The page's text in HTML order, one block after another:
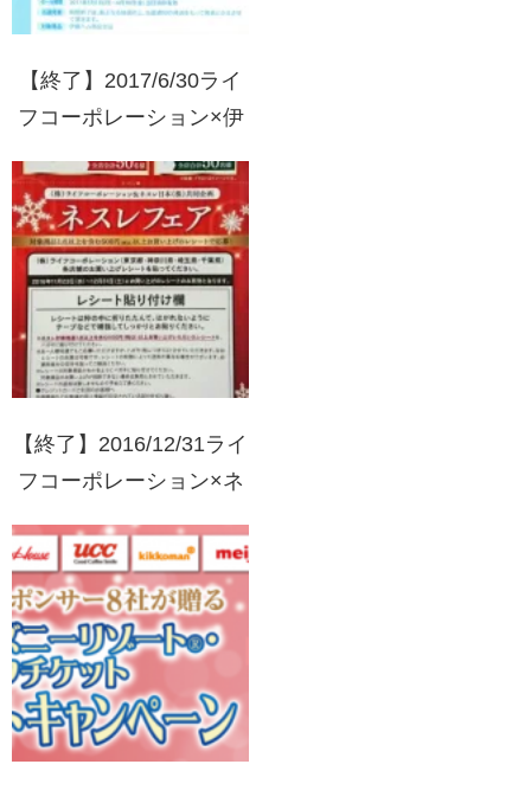
【終了】2017/6/30ライ
フコーポレーション×伊
家族で工場見学ツアーご
招待キャンペーン
【終了】2016/12/31ライ
フコーポレーション×ネ